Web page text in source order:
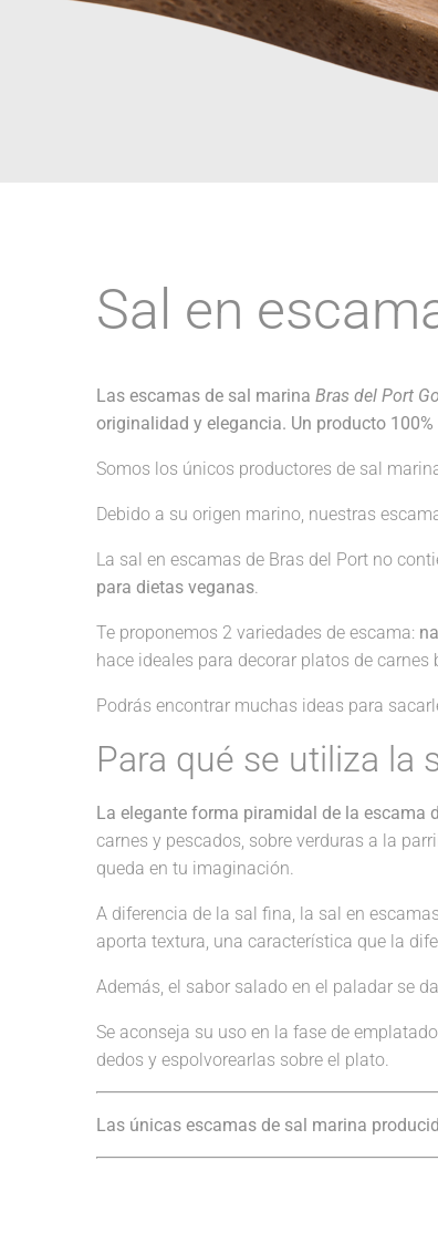
Sal en
Las escamas de sal marina Bras del Port
originalidad y elegancia. Un producto
Somos los únicos productores de sal
Debido a su origen marino, nuestras
La sal en escamas de Bras del Port no
para dietas veganas.
Te proponemos 2 variedades de escama:
hace ideales para decorar platos de
Podrás encontrar muchas ideas para
Para qué se utiliza la
La elegante forma piramidal de la escama
carnes y pescados, sobre verduras a la
queda en tu imaginación.
A diferencia de la sal fina, la sal en
aporta textura, una característica que la
Además, el sabor salado en el paladar se
Se aconseja su uso en la fase de
dedos y espolvorearlas sobre el plato.
Las únicas escamas de sal marina